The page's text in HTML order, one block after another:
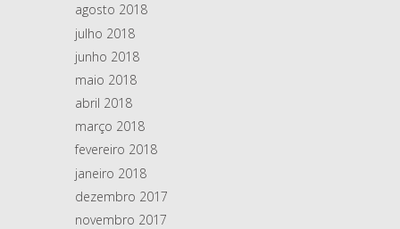
agosto 2018
julho 2018
junho 2018
maio 2018
abril 2018
março 2018
fevereiro 2018
janeiro 2018
dezembro 2017
novembro 2017